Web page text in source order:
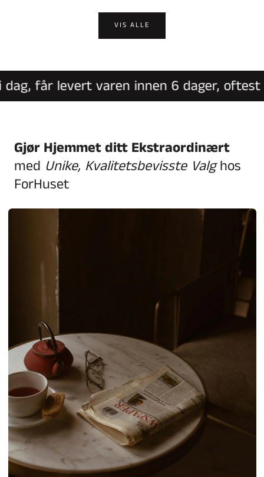
VIS ALLE
får levert varen innen 6 dager, oftest
Gjør Hjemmet ditt Ekstraordinært
med Unike, Kvalitetsbevisste Valghos
ForHuset